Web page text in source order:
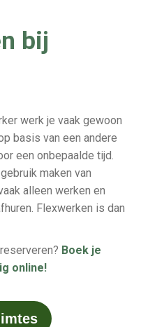
bij
werk je vaak gewoon
basis van een andere
een onbepaalde tijd.
maken van
alleen werken en
Flexwerken is dan
Boek je
online!